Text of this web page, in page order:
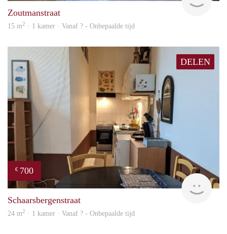
Zoutmanstraat
15 m2 · 1 kamer · Vanaf ? - Onbepaalde tijd
DELEN
€ 700
Schaarsbergenstraat
24 m2 · 1 kamer · Vanaf ? - Onbepaalde tijd